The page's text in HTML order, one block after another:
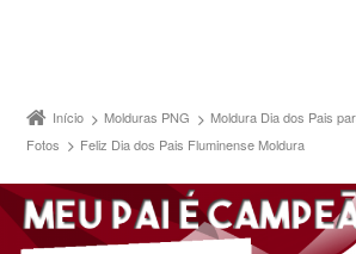
Início Molduras PNG
Moldura Dia dos Pais
Fotos
Feliz Dia dos Pais Fluminense Moldura